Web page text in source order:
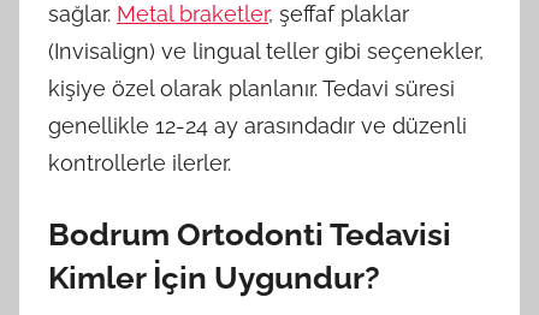
sağlar. Metal braketler, şeffaf plaklar
(Invisalign) ve lingual teller gibi seçenekler,
kişiye özel olarak planlanır. Tedavi süresi
genellikle 12-24 ay arasındadır ve düzenli
kontrollerle ilerler.
Bodrum Ortodonti Tedavisi
Kimler İçin Uygundur?